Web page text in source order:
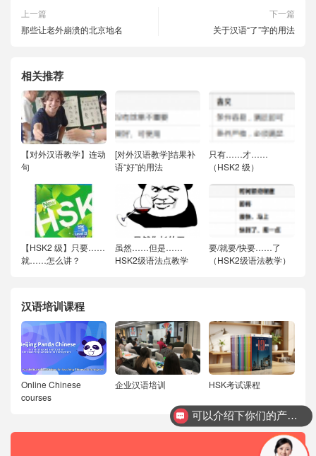
上一篇
那些让老外崩溃的北京地名
下一篇
关于汉语“了”字的用法
相关推荐
【对外汉语教学】连动
句
[对外汉语教学]结果补
语“好”的用法
只有……才……
（HSK2 级）
【HSK2 级】只要……
就……怎么讲？
虽然……但是……
HSK2级语法点教学
要/就要/快要……了
（HSK2级语法教学）
汉语培训课程
Online Chinese
courses
企业汉语培训 HSK考试课程
可以介绍下你们的产品么？